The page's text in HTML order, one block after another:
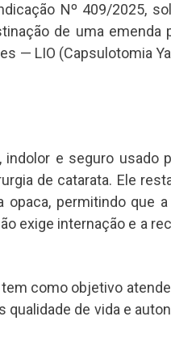
Nº 409/2025,
de uma emenda
— LIO (Capsulotomia
e seguro usado
de catarata. Ele
opaca, permitindo que
exige internação e a
como objetivo
de vida e